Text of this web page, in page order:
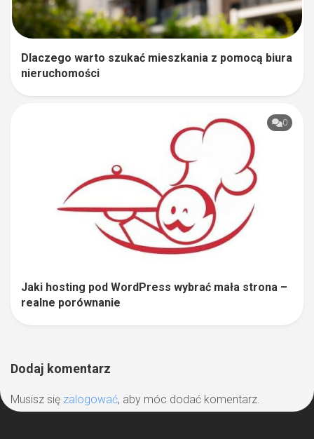
Dlaczego warto szukać mieszkania z pomocą biura
nieruchomości
0
Jaki hosting pod WordPress wybrać mała strona –
realne porównanie
Dodaj komentarz
Musisz się zalogować, aby móc dodać komentarz.